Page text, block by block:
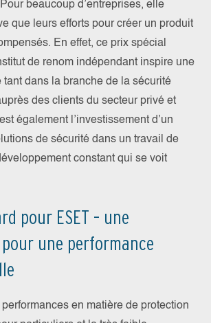
beaucoup d’entreprises, elle
que leurs efforts pour créer un produit
En effet, ce prix spécial
de renom indépendant inspire une
tant dans la branche de la sécurité
des clients du secteur privé et
également l’investissement d’un
de sécurité dans un travail de
constant qui se voit
pour ESET – une
une performance
en matière de protection